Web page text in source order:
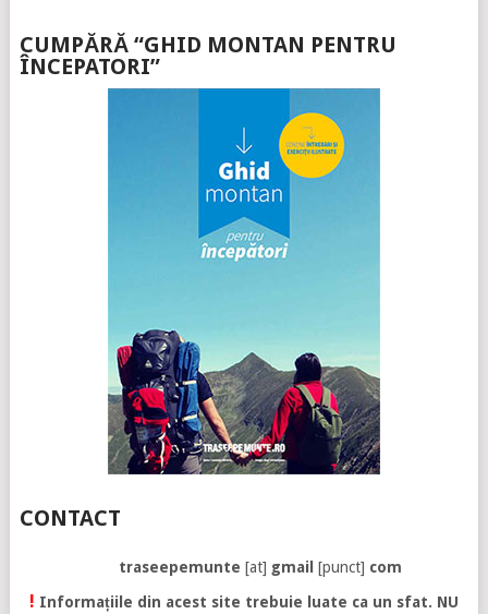
CUMPĂRĂ “GHID MONTAN PENTRU
ÎNCEPATORI”
CONTACT
traseepemunte [at] gmail [punct] com
! Informațiile din acest site trebuie luate ca un sfat. NU